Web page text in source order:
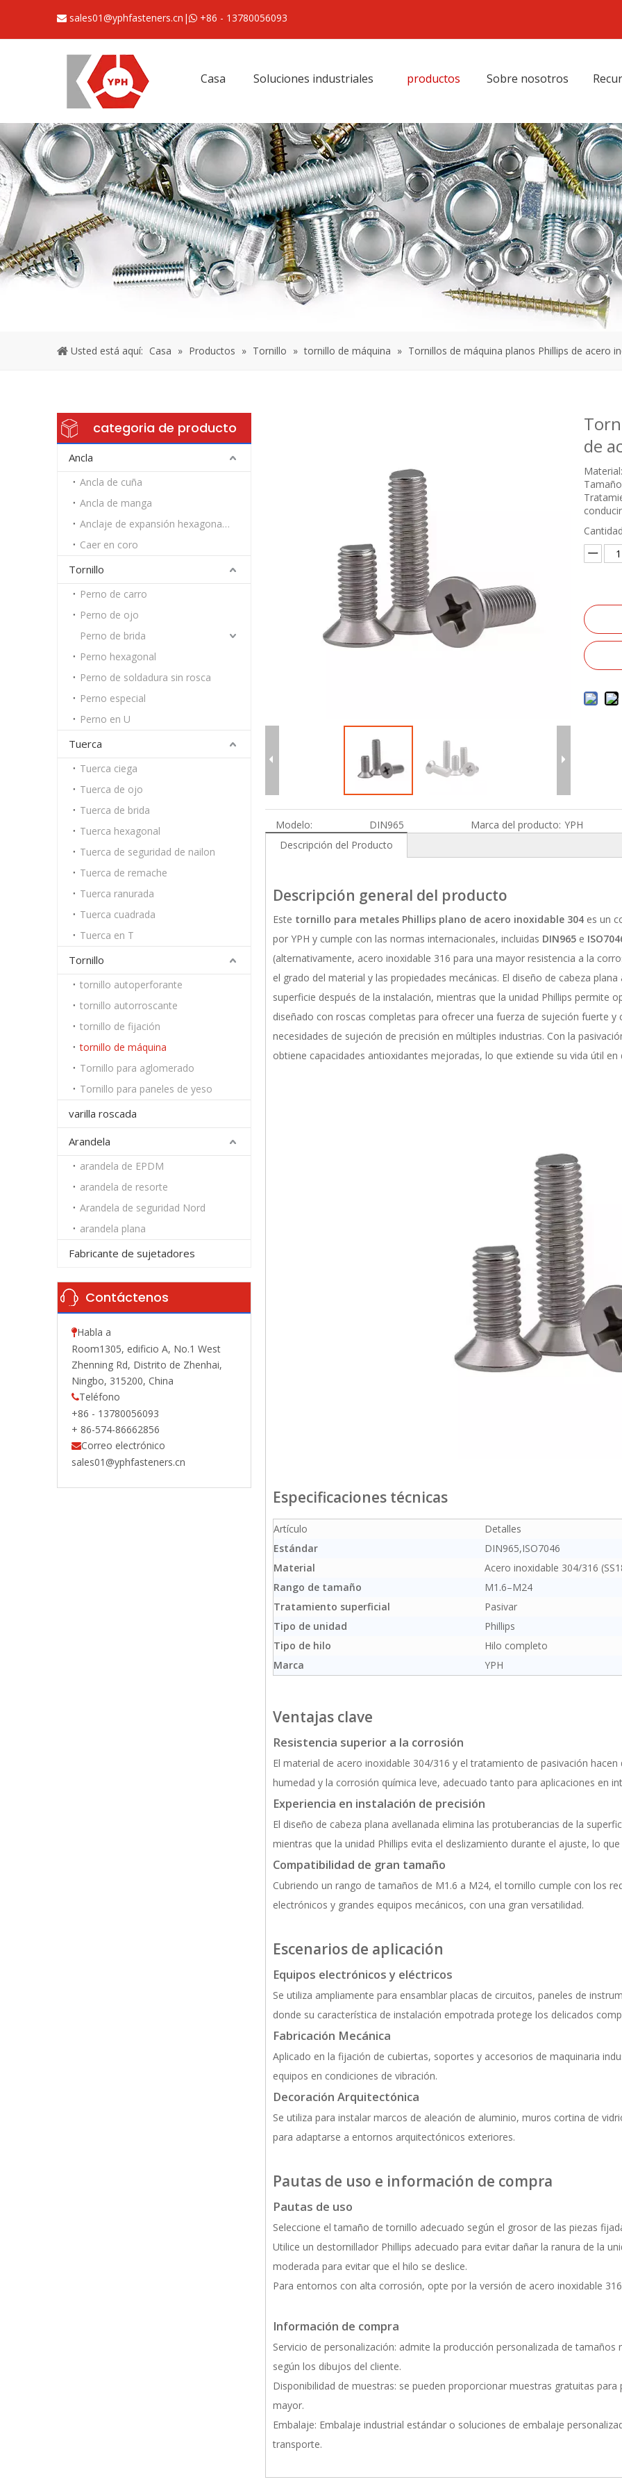
 sales01@yphfasteners.cn |  +86 - 13780056093
Casa Soluciones industriales productos Sobre nosotros
Usted está aquí: Casa » Productos » Tornillo » tornillo de máquina » Tornillos de máquina planos Phillips de acero
categoria de producto
Ancla
Ancla de cuña
Ancla de manga
Anclaje de expansión hexagonal de alta resistencia
Caer en coro
Tornillo
Perno de carro
Perno de ojo
Perno de brida
Perno hexagonal
Perno de soldadura sin rosca
Perno especial
Perno en U
Tuerca
Tuerca ciega
Tuerca de ojo
Tuerca de brida
Tuerca hexagonal
Tuerca de seguridad de nailon
Tuerca de remache
Tuerca ranurada
Tuerca cuadrada
Tuerca en T
Tornillo
tornillo autoperforante
tornillo autorroscante
tornillo de fijación
tornillo de máquina
Tornillo para aglomerado
Tornillo para paneles de yeso
varilla roscada
Arandela
arandela de EPDM
arandela de resorte
Arandela de seguridad Nord
arandela plana
Fabricante de sujetadores
Contáctenos
Habla a
Room1305, edificio A, No.1 West
Zhenning Rd, Distrito de Zhenhai,
Ningbo, 315200, China
Teléfono
+86 - 13780056093
+ 86-574-86662856
Correo electrónico
sales01@yphfasteners.cn
de
Modelo: DIN965 Marca del producto: YPH
Descripción del Producto
Descripción general del producto
Este tornillo para metales Phillips plano de acero inoxidable 304 es un
por YPH y cumple con las normas internacionales, incluidas DIN965 e
(alternativamente, acero inoxidable 316 para una mayor resistencia a la
el grado del material y las propiedades mecánicas. El diseño de cabeza
superficie después de la instalación, mientras que la unidad Phillips permite
diseñado con roscas completas para ofrecer una fuerza de sujeción fuerte
necesidades de sujeción de precisión en múltiples industrias. Con la
obtiene capacidades antioxidantes mejoradas, lo que extiende su vida útil en
Especificaciones técnicas
Artículo
Detalles
Estándar
DIN965,ISO7046
Material
Acero inoxidable 304/316
Rango de tamaño
M1.6–M24
Tratamiento superficial
Pasivar
Tipo de unidad
Phillips
Tipo de hilo
Hilo completo
Marca
YPH
Ventajas clave
Resistencia superior a la corrosión
El material de acero inoxidable 304/316 y el tratamiento de pasivación
humedad y la corrosión química leve, adecuado tanto para aplicaciones en
Experiencia en instalación de precisión
El diseño de cabeza plana avellanada elimina las protuberancias de la
mientras que la unidad Phillips evita el deslizamiento durante el ajuste, lo
Compatibilidad de gran tamaño
Cubriendo un rango de tamaños de M1.6 a M24, el tornillo cumple con los
electrónicos y grandes equipos mecánicos, con una gran versatilidad.
Escenarios de aplicación
Equipos electrónicos y eléctricos
Se utiliza ampliamente para ensamblar placas de circuitos, paneles de
donde su característica de instalación empotrada protege los delicados
Fabricación Mecánica
Aplicado en la fijación de cubiertas, soportes y accesorios de maquinaria
equipos en condiciones de vibración.
Decoración Arquitectónica
Se utiliza para instalar marcos de aleación de aluminio, muros cortina de
para adaptarse a entornos arquitectónicos exteriores.
Pautas de uso e información de compra
Pautas de uso
Seleccione el tamaño de tornillo adecuado según el grosor de las piezas
Utilice un destornillador Phillips adecuado para evitar dañar la ranura de la
moderada para evitar que el hilo se deslice.
Para entornos con alta corrosión, opte por la versión de acero inoxidable
Información de compra
Servicio de personalización: admite la producción personalizada de
según los dibujos del cliente.
Disponibilidad de muestras: se pueden proporcionar muestras gratuitas
mayor.
Embalaje: Embalaje industrial estándar o soluciones de embalaje
transporte.